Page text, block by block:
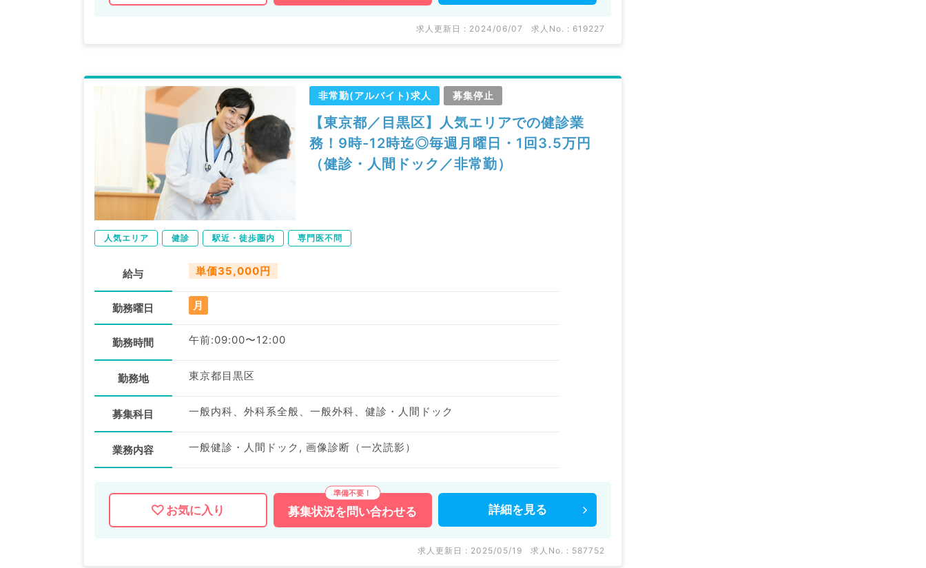
求人更新日 : 2024/06/07 求人No. : 619227
非常勤(アルバイト)求人 募集停止
【東京都／目黒区】人気エリアでの健診業
務！9時-12時迄◎毎週月曜日・1回3.5万円
（健診・人間ドック／非常勤）
人気エリア 健診 駅近・徒歩圏内 専門医不問
給与 単価35,000円
勤務曜日 月
勤務時間 午前:09:00〜12:00
勤務地 東京都目黒区
募集科目 一般内科、外科系全般、一般外科、健診・人間ドック
業務内容 一般健診・人間ドック, 画像診断（一次読影）
お気に入り 募集状況を 問い合わせる 詳細を 見る
求人更新日 : 2025/05/19 求人No. : 587752